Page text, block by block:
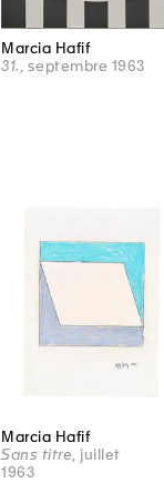
Marcia Hafif
31. , septembre 1963
Marcia Hafif
Sans titre, juillet
1963